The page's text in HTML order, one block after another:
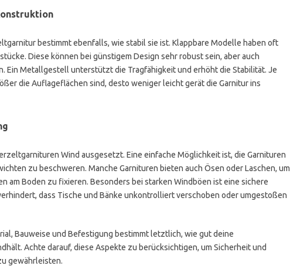
bestimmt ebenfalls, wie stabil sie ist. Klappbare Modelle haben oft
Diese können bei günstigem Design sehr robust sein, aber auch
Ein Metallgestell unterstützt die Tragfähigkeit und erhöht die Stabilität. Je
die Auflageflächen sind, desto weniger leicht gerät die Garnitur ins
Wind ausgesetzt. Eine einfache Möglichkeit ist, die Garnituren
zu beschweren. Manche Garnituren bieten auch Ösen oder Laschen, um
am Boden zu fixieren. Besonders bei starken Windböen ist eine sichere
dass Tische und Bänke unkontrolliert verschoben oder umgestoßen
Bauweise und Befestigung bestimmt letztlich, wie gut deine
Achte darauf, diese Aspekte zu berücksichtigen, um Sicherheit und
gewährleisten.